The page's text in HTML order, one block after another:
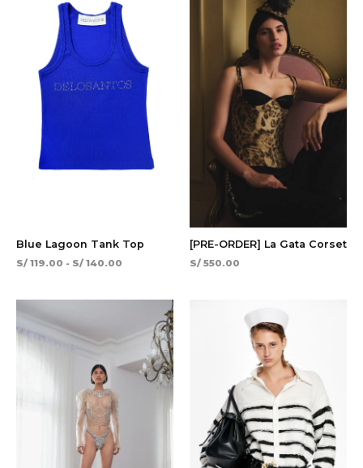
Blue Lagoon Tank Top
S/ 119.00 - S/ 140.00
hasta
S/ 140.00
[PRE-ORDER] La Gata Corset
S/ 550.00